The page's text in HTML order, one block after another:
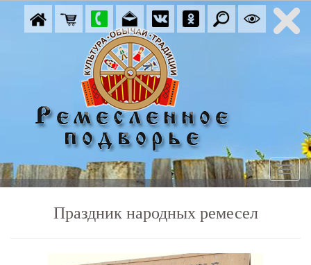
Праздник народных ремесел